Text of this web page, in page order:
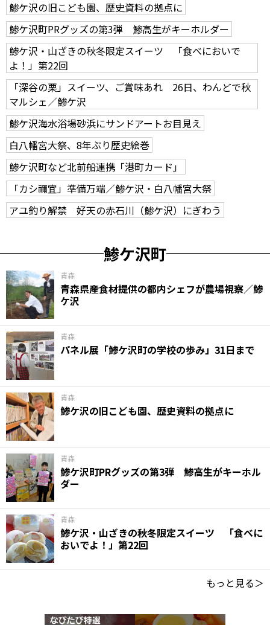
鯵ケ沢の旧こども園、歴史資料の拠点に
鯵ケ沢町PRグッズの第3弾 鯵高生がキーホルダー
鯵ケ沢・山ざきの秋冬限定スイーツ 「食べにおいで
よ！」第22回
「深谷の栗」スイーツ、ご賞味あれ 26日、わんどで秋
マルシェ／鯵ケ沢
鯵ケ沢海水浴場砂浜にサンドアートお目見え
白八幡宮大祭、8年ぶり歴史絵巻
鯵ケ沢町など北前船連携「港町カード」
「カシ禰宜」準備万端／鯵ケ沢・白八幡宮大祭
アユ釣り解禁 好天の赤石川（鯵ケ沢）にぎわう
鯵ケ沢町
青森
青森県産食材提供の都内シェフが農場視察／鯵
ケ沢
青森
パネル展「鯵ケ沢町の学校の歩み」31日まで
青森
鯵ケ沢の旧こども園、歴史資料の拠点に
青森
鯵ケ沢町PRグッズの第3弾 鯵高生がキーホル
ダー
青森
鯵ケ沢・山ざきの秋冬限定スイーツ 「食べに
おいでよ！」第22回
もっと見る＞